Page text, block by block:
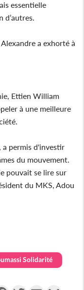
essentielle
a exhorté à
Ettien William
à une meilleure
permis d'investir
du mouvement.
pouvait se lire sur
du MKS, Adou
Solidarité